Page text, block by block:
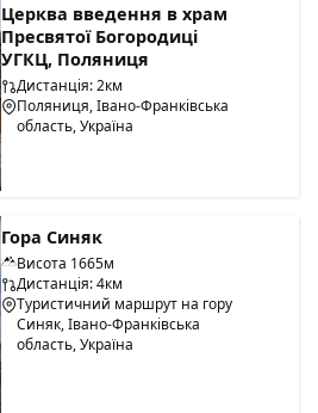
Церква введення в храм
Пресвятої Богородиці
УГКЦ, Поляниця
Дистанція: 2км
Поляниця, Івано-Франківська
область, Україна
Гора Синяк
Висота 1665м
Дистанція: 4км
Туристичний маршрут на гору
Синяк, Івано-Франківська
область, Україна